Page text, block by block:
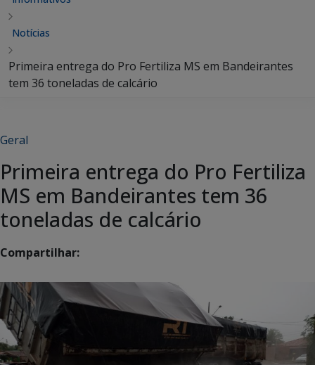
Notícias
Primeira entrega do Pro Fertiliza MS em Bandeirantes
tem 36 toneladas de calcário
Geral
Primeira entrega do Pro Fertiliza
MS em Bandeirantes tem 36
toneladas de calcário
Compartilhar: